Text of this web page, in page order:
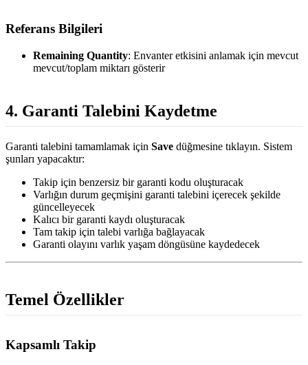
Referans Bilgileri
Remaining Quantity: Envanter etkisini anlamak için mevcut
mevcut/toplam miktarı gösterir
4. Garanti Talebini Kaydetme
Garanti talebini tamamlamak için Save düğmesine tıklayın. Sistem
şunları yapacaktır:
Takip için benzersiz bir garanti kodu oluşturacak
Varlığın durum geçmişini garanti talebini içerecek şekilde
güncelleyecek
Kalıcı bir garanti kaydı oluşturacak
Tam takip için talebi varlığa bağlayacak
Garanti olayını varlık yaşam döngüsüne kaydedecek
Temel Özellikler
Kapsamlı Takip